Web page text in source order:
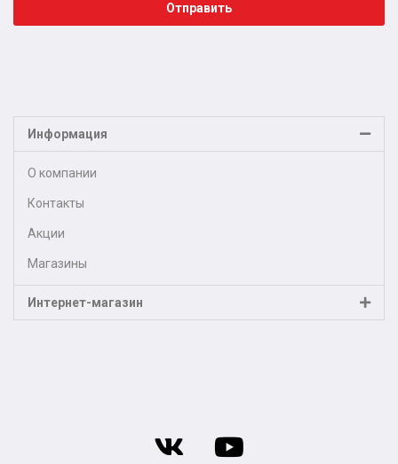
Отправить
Информация
О компании
Контакты
Акции
Магазины
Интернет-магазин